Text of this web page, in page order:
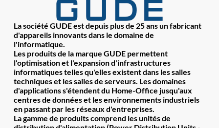
La société GUDE est depuis plus de 25 ans un fabricant
d'appareils innovants dans le domaine de
l'informatique.
Les produits de la marque GUDE permettent
l'optimisation et l'expansion d'infrastructures
informatiques telles qu'elles existent dans les salles
techniques et les salles de serveurs. Les domaines
d'applications s'étendent du Home-Office jusqu'aux
centres de données et les environnements industriels
en passant par les réseaux d'entreprises.
La gamme de produits comprend les unités de